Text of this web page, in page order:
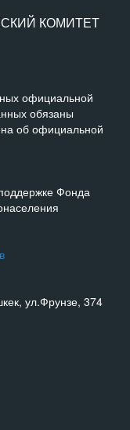
КОМИТЕТ
официальной
обязаны
об официальной
Фонда
ул.Фрунзе, 374